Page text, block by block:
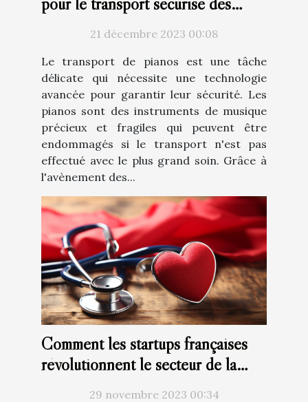
21 décembre 2023 00:08
Le transport de pianos est une tâche
délicate qui nécessite une technologie
avancée pour garantir leur sécurité. Les
pianos sont des instruments de musique
précieux et fragiles qui peuvent être
endommagés si le transport n'est pas
effectué avec le plus grand soin. Grâce à
l'avènement des...
Comment les startups françaises
révolutionnent le secteur de la
santé avec la technologie
29 novembre 2023 00:34